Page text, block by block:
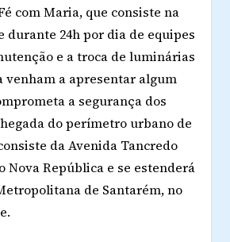
com Maria, que consiste na
durante 24h por dia de equipes
e a troca de luminárias
venham a apresentar algum
a segurança dos
do perímetro urbano de
da Avenida Tancredo
Nova República e se estenderá
de Santarém, no